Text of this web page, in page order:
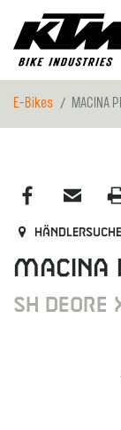
E-Bikes MACINA
Händlersuche
MACINA
SH DEORE